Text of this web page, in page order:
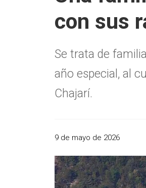
con sus
Se trata de
año especial, al
Chajarí.
9 de mayo de 2026